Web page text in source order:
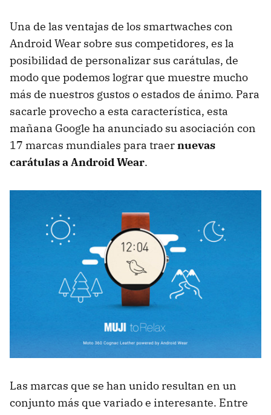
Una de las ventajas de los smartwaches con
Android Wear sobre sus competidores, es la
posibilidad de personalizar sus carátulas, de
modo que podemos lograr que muestre mucho
más de nuestros gustos o estados de ánimo. Para
sacarle provecho a esta característica, esta
mañana Google ha anunciado su asociación con
17 marcas mundiales para traernuevas
carátulas a Android Wear.
Las marcas que se han unido resultan en un
conjunto más que variado e interesante. Entre